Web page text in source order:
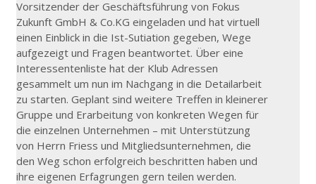
Vorsitzender der Geschäftsführung von Fokus
Zukunft GmbH & Co.KG eingeladen und hat virtuell
einen Einblick in die Ist-Sutiation gegeben, Wege
aufgezeigt und Fragen beantwortet. Über eine
Interessentenliste hat der Klub Adressen
gesammelt um nun im Nachgang in die Detailarbeit
zu starten. Geplant sind weitere Treffen in kleinerer
Gruppe und Erarbeitung von konkreten Wegen für
die einzelnen Unternehmen – mit Unterstützung
von Herrn Friess und Mitgliedsunternehmen, die
den Weg schon erfolgreich beschritten haben und
ihre eigenen Erfagrungen gern teilen werden.